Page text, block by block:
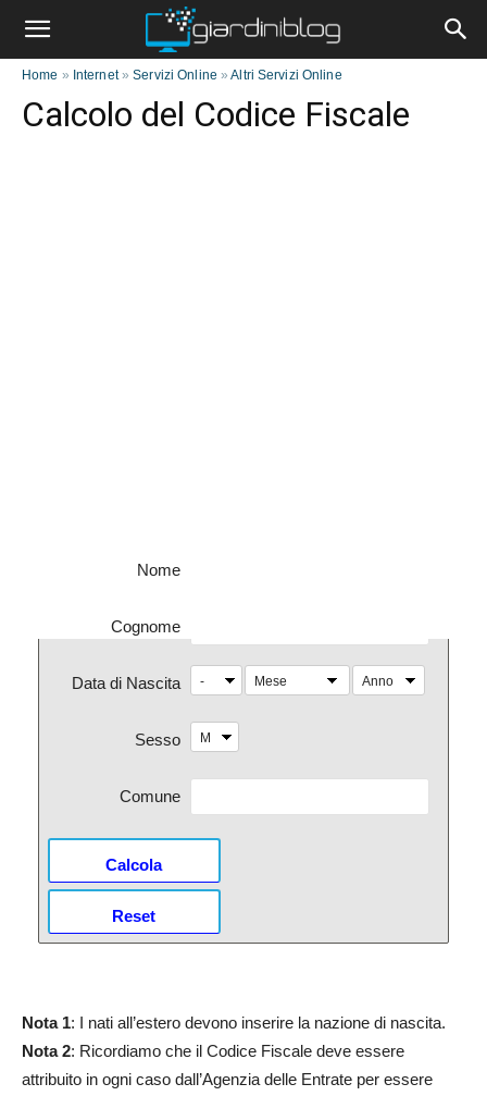
Home » Internet»Servizi Online »Altri Servizi Online
Calcolo del Codice Fiscale
Nome
Cognome
Data di Nascita
Sesso
Comune
Calcola
Reset
Nota 1: I nati all’estero devono inserire la nazione di nascita.
Nota 2: Ricordiamo che il Codice Fiscale deve essere
attribuito in ogni caso dall’Agenzia delle Entrate per essere